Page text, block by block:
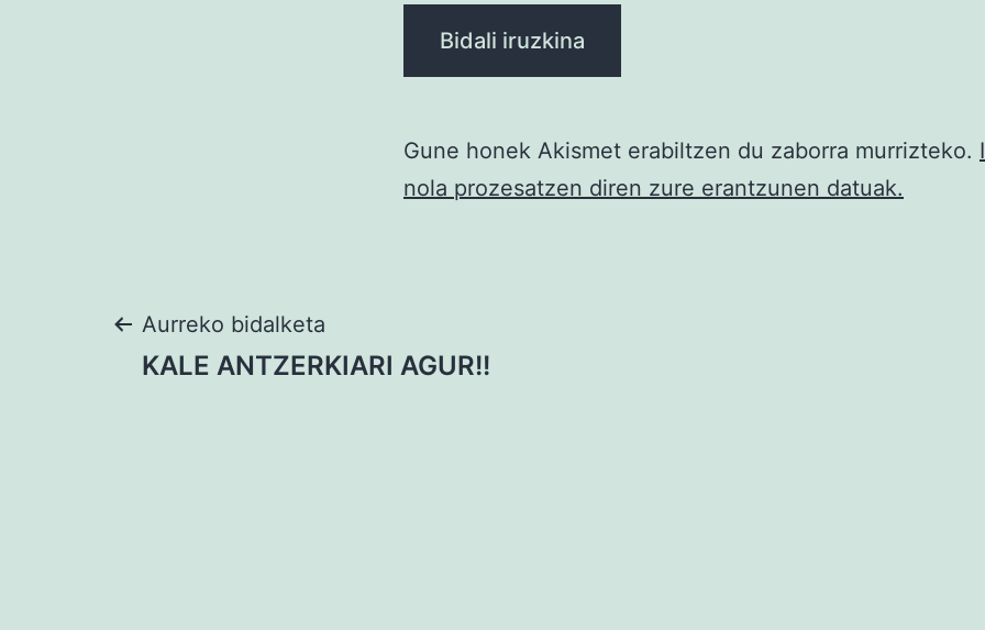
Gune honek Akismet erabiltzen du zaborra murrizteko.
nola prozesatzen diren zure erantzunen datuak.
Bidalketetan
Aurreko bidalketa
KALE ANTZERKIARI AGUR!!